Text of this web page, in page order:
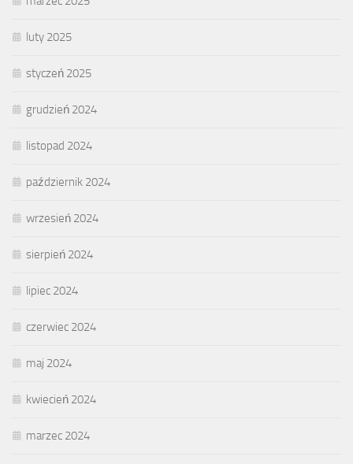
luty 2025
styczeń 2025
grudzień 2024
listopad 2024
październik 2024
wrzesień 2024
sierpień 2024
lipiec 2024
czerwiec 2024
maj 2024
kwiecień 2024
marzec 2024